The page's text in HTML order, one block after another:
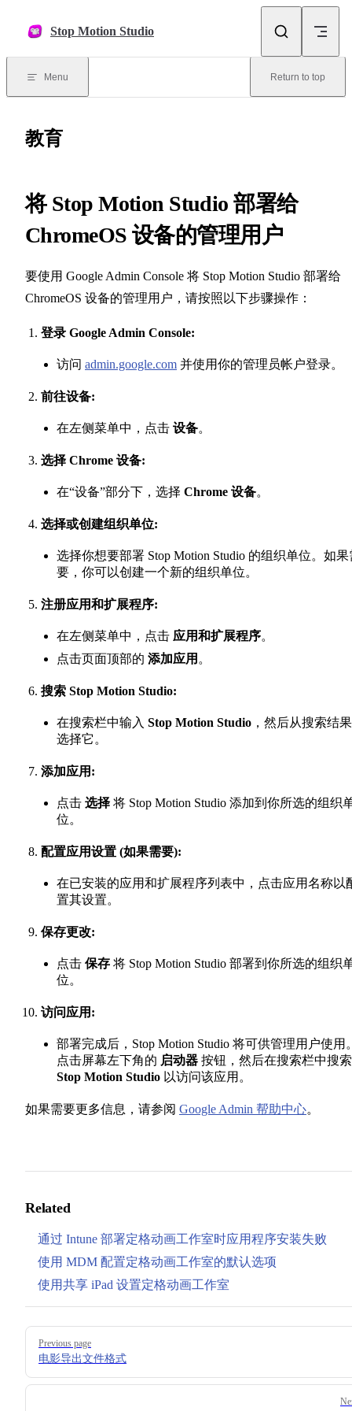
Stop Motion Studio
Menu Return to top
教育
将 Stop Motion Studio 部署给
ChromeOS 设备的管理用户
要使用 Google Admin Console 将 Stop Motion Studio 部署给
ChromeOS 设备的管理用户，请按照以下步骤操作：
登录 Google Admin Console:
访问 admin.google.com 并使用你的管理员帐户登录。
前往设备:
在左侧菜单中，点击 设备。
选择 Chrome 设备:
在“设备”部分下，选择 Chrome 设备。
选择或创建组织单位:
选择你想要部署 Stop Motion Studio 的组织单位。如果
要，你可以创建一个新的组织单位。
注册应用和扩展程序:
在左侧菜单中，点击 应用和扩展程序。
点击页面顶部的 添加应用 。
搜索 Stop Motion Studio:
在搜索栏中输入 Stop Motion Studio ，然后从搜索结
选择它。
添加应用:
点击 选择 将 Stop Motion Studio 添加到你所选的组织
位。
配置应用设置 (如果需要):
在已安装的应用和扩展程序列表中，点击应用名称以
置其设置。
保存更改:
点击 保存 将 Stop Motion Studio 部署到你所选的组织
位。
访问应用:
部署完成后，Stop Motion Studio 将可供管理用户使用
点击屏幕左下角的 启动器 按钮，然后在搜索栏中搜索
Stop Motion Studio 以访问该应用。
如果需要更多信息，请参阅 Google Admin 帮助中心。
Related
通过 Intune 部署定格动画工作室时应用程序安装失败
使用 MDM 配置定格动画工作室的默认选项
使用共享 iPad 设置定格动画工作室
Pager
Previous page
电影导出文件格式